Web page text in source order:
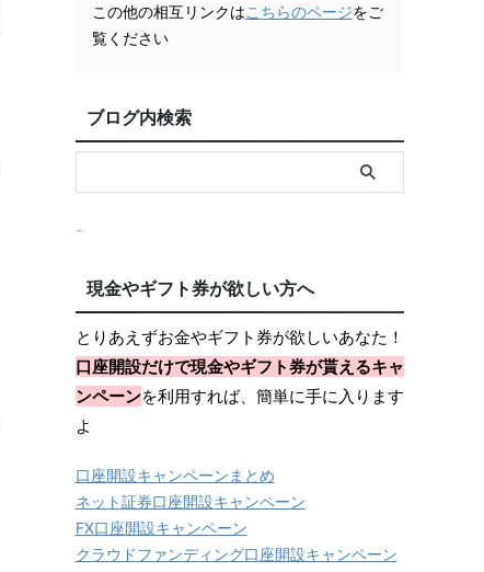
この他の相互リンクはこちらのページをご
覧ください
ブログ内検索
現金やギフト券が欲しい方へ
とりあえずお金やギフト券が欲しいあなた！
口座開設だけで現金やギフト券が貰えるキャ
ンペーンを利用すれば、簡単に手に入ります
よ
口座開設キャンペーンまとめ
ネット証券口座開設キャンペーン
FX口座開設キャンペーン
クラウドファンディング口座開設キャンペーン